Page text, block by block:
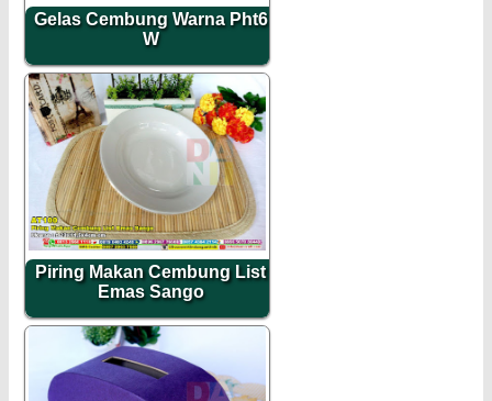
Gelas Cembung Warna Pht6
W
Piring Makan Cembung List
Emas Sango